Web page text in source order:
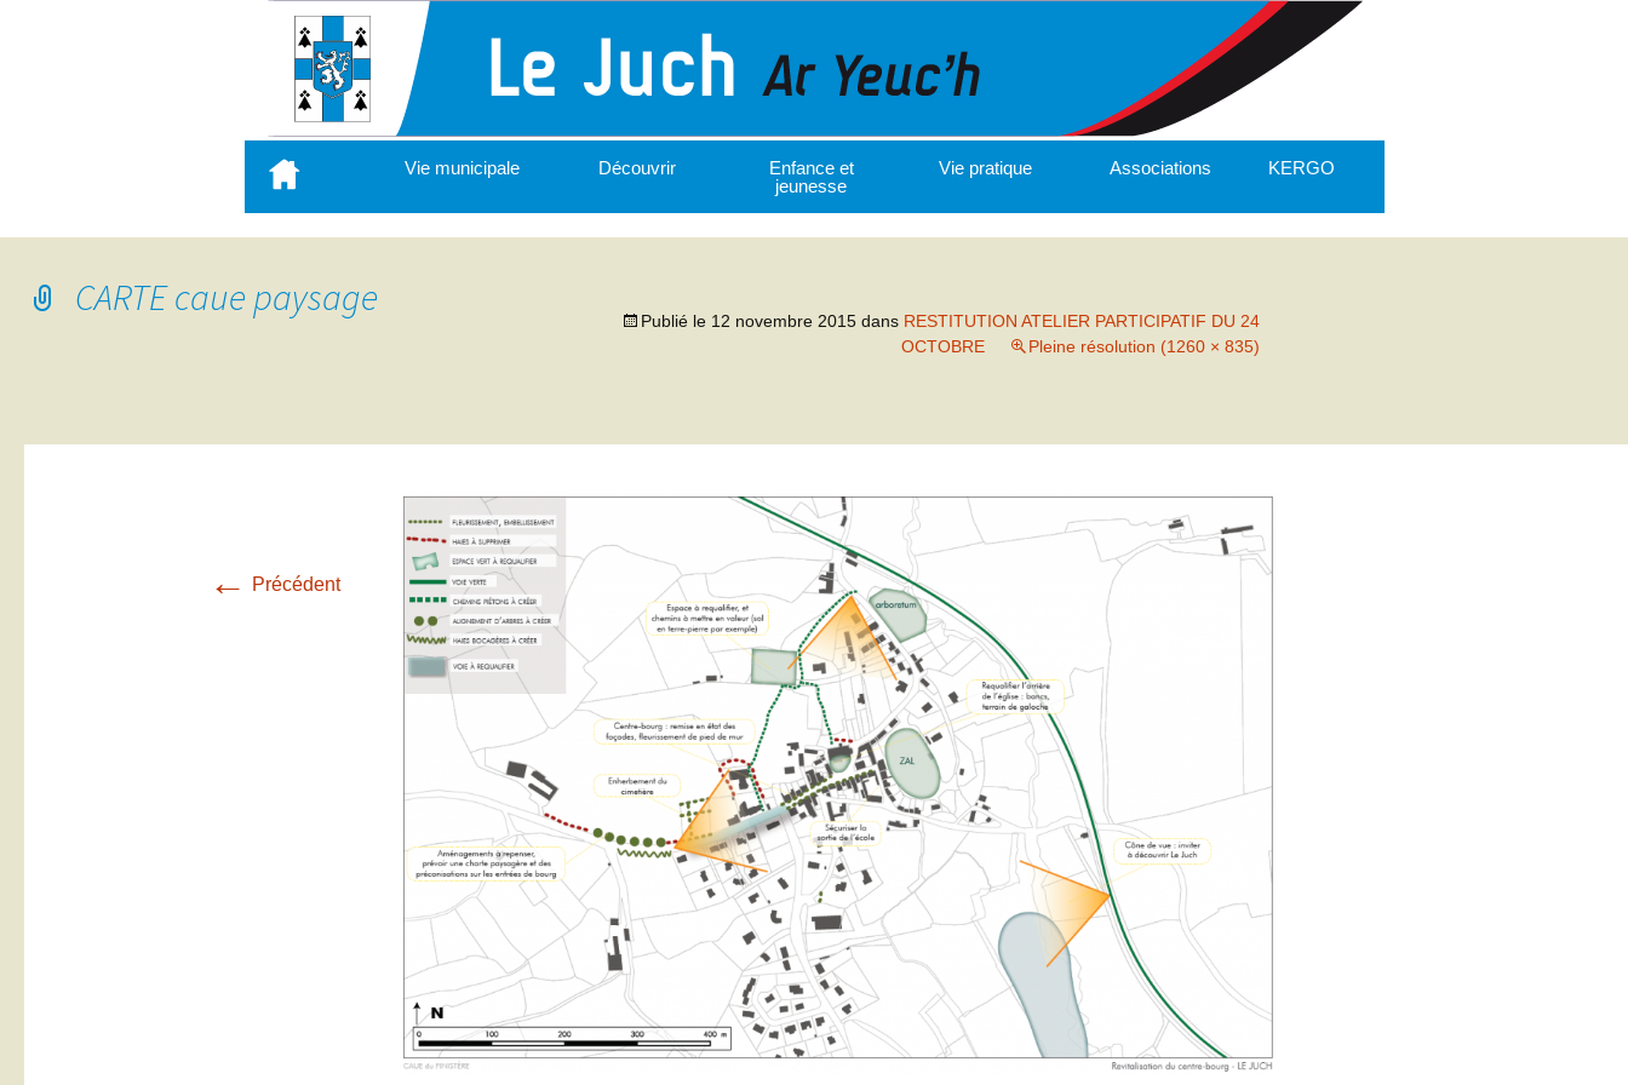
contenu
principal
Vie municipale Découvrir
Enfance et
jeunesse
Vie pratique Associations KERGO
CARTE caue paysage
Publié le 12 novembre 2015 dans RESTITUTION ATELIER PARTICIPATIF DU 24
OCTOBRE
Pleine résolution (1260 × 835)
← Précédent